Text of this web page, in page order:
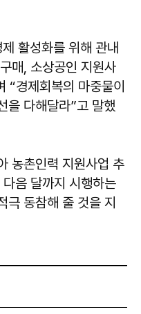
활성화를 위해 관내
매, 소상공인 지원사
“경제회복의 마중물이
을 다해달라”고 말했
농촌인력 지원사업 추
음 달까지 시행하는
극 동참해 줄 것을 지